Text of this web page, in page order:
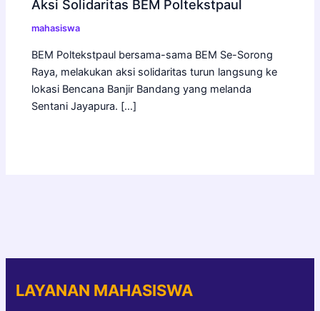
Aksi Solidaritas BEM Poltekstpaul
mahasiswa
BEM Poltekstpaul bersama-sama BEM Se-Sorong
Raya, melakukan aksi solidaritas turun langsung ke
lokasi Bencana Banjir Bandang yang melanda
Sentani Jayapura. […]
LAYANAN MAHASISWA